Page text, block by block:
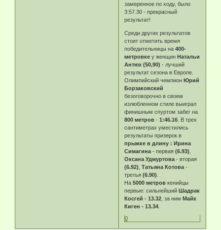
замеренное по ходу, было
3:57.30 - прекрасный
результат!
Среди других результатов
стоит отметить время
победительницы на400-
метровке у женщинНатальи
Антюх (50,90) - лучший
результат сезона в Европе.
Олимпийский чемпионЮрий
Борзаковский
безоговорочно в своем
излюбленном стиле выиграл
финишным спуртом забег на
800 метров -1:46.16 . В трех
сантиметрах уместились
результаты призерок в
прыжке в длину : Ирина
Симагина - первая(6.93)
Оксана Удмуртова - вторая
(6.92) ,Татьяна Котова -
третья(6.90)
На5000 метров кенийцы
первые: сильнейшийШадрак
Косгей - 13.32 , за нимМайк
Киген - 13.34
0